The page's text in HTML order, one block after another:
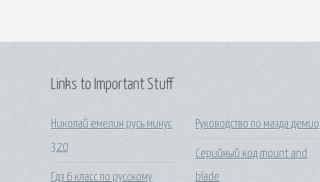
Links to Important Stuff
Николай емелин русь минус
320
Гдз 6 класс по русскому
Руководство по мазда демио
Серийный код mount and
blade